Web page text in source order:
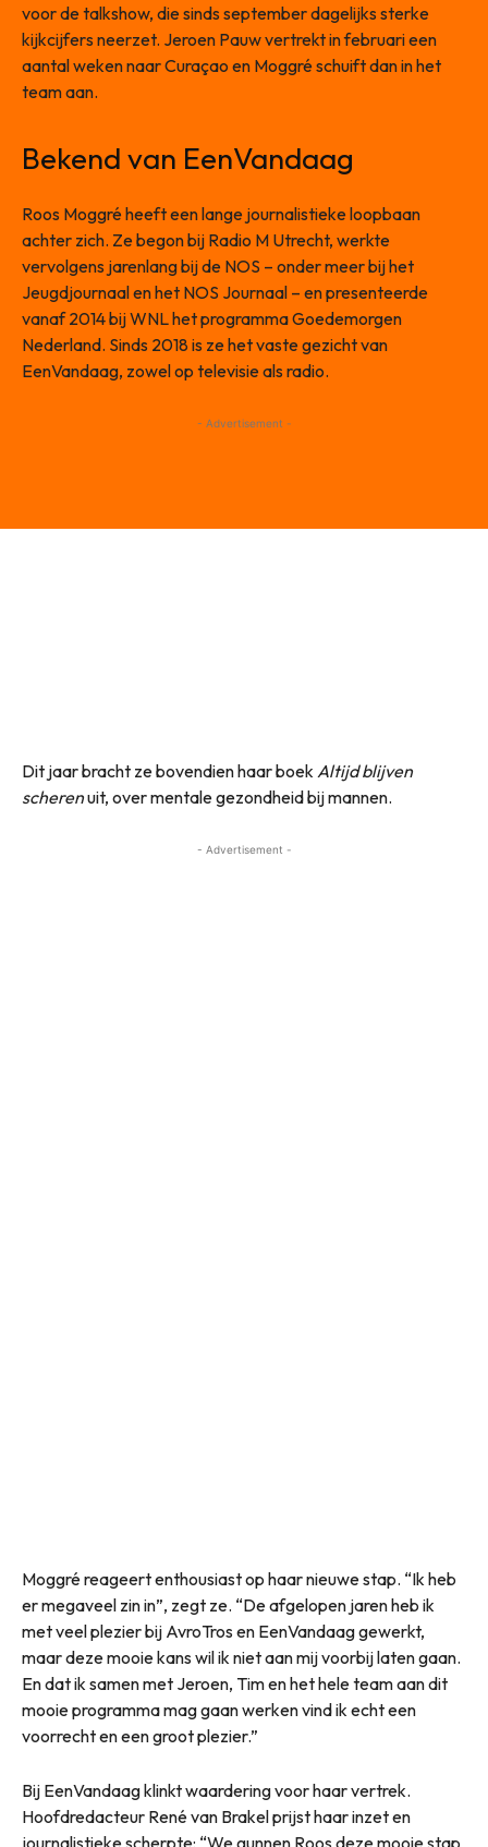
voor de talkshow, die sinds september dagelijks sterke
kijkcijfers neerzet. Jeroen Pauw vertrekt in februari een
aantal weken naar Curaçao en Moggré schuift dan in het
team aan.
Bekend van EenVandaag
Roos Moggré heeft een lange journalistieke loopbaan
achter zich. Ze begon bij Radio M Utrecht, werkte
vervolgens jarenlang bij de NOS – onder meer bij het
Jeugdjournaal en het NOS Journaal – en presenteerde
vanaf 2014 bij WNL het programma Goedemorgen
Nederland. Sinds 2018 is ze het vaste gezicht van
EenVandaag, zowel op televisie als radio.
- Advertisement -
Dit jaar bracht ze bovendien haar boek Altijd blijven
scherenuit, over mentale gezondheid bij mannen.
- Advertisement -
Moggré reageert enthousiast op haar nieuwe stap. “Ik heb
er megaveel zin in”, zegt ze. “De afgelopen jaren heb ik
met veel plezier bij AvroTros en EenVandaag gewerkt,
maar deze mooie kans wil ik niet aan mij voorbij laten gaan.
En dat ik samen met Jeroen, Tim en het hele team aan dit
mooie programma mag gaan werken vind ik echt een
voorrecht en een groot plezier.”
Bij EenVandaag klinkt waardering voor haar vertrek.
Hoofdredacteur René van Brakel prijst haar inzet en
journalistieke scherpte: “We gunnen Roos deze mooie stap